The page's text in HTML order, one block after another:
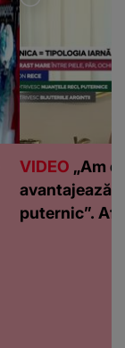
VIDEO „Am
avantajează
puternic”.